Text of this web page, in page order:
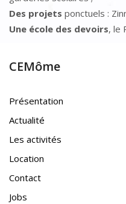
Des projets ponctuels :
Une école des devoirs, le
CEMôme
Présentation
Actualité
Les activités
Location
Contact
Jobs